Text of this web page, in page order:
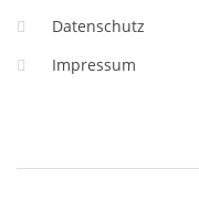
Datenschutz
Impressum